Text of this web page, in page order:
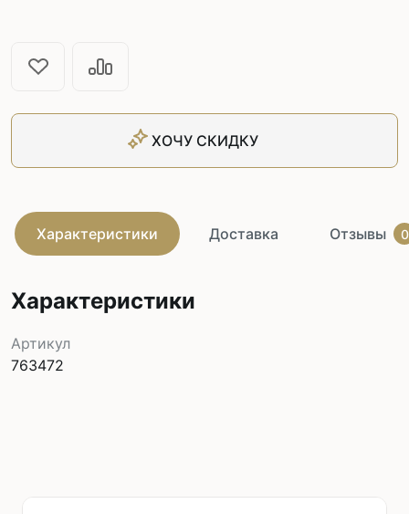
ХОЧУ СКИДКУ
Характеристики Доставка Отзывы 0
Характеристики
Артикул
763472